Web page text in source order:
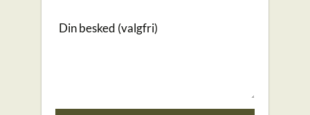
Din besked (valgfri)